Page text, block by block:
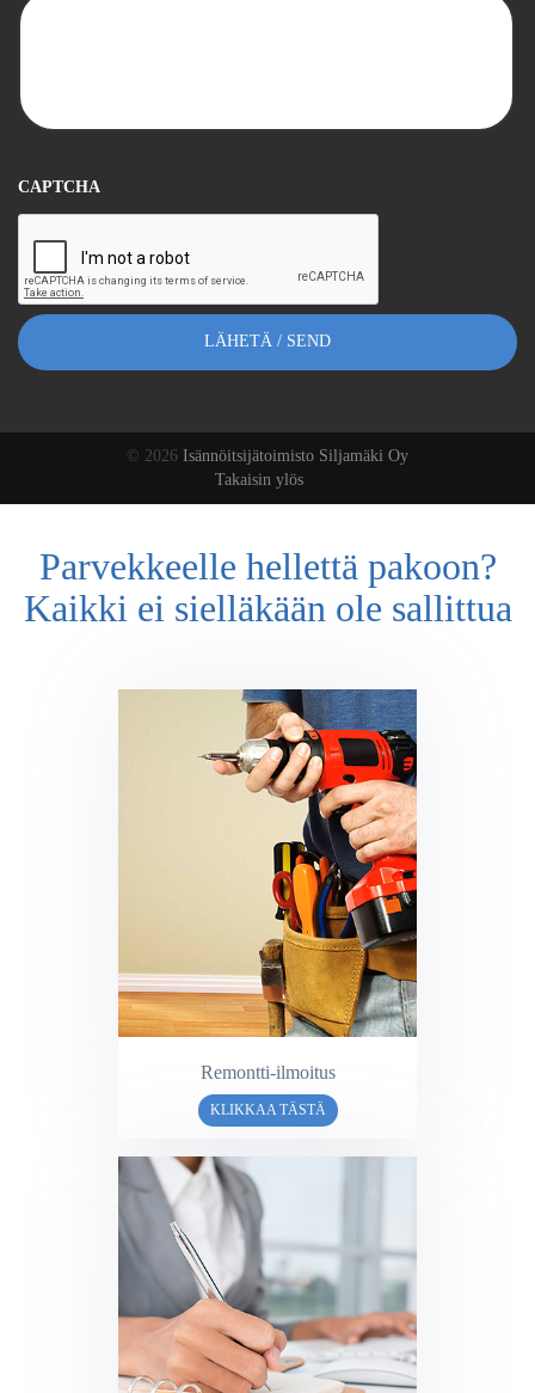
CAPTCHA
© 2026 Isännöitsijätoimisto Siljamäki Oy
Takaisin ylös
Parvekkeelle hellettä pakoon?
Kaikki ei sielläkään ole sallittua
Remontti-ilmoitus
KLIKKAA TÄSTÄ